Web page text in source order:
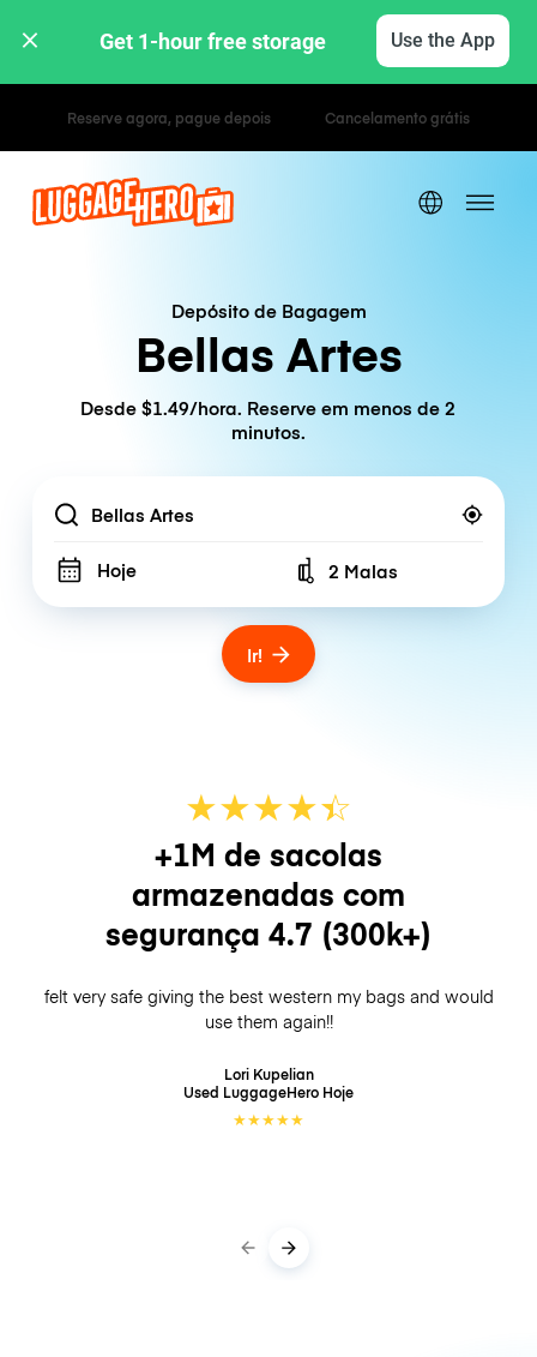
Get 1-hour free storage Use the App
Tarifas horárias / diárias
Depósito de Bagagem
Bellas Artes
Desde $1.49/hora. Reserve em menos de 2
minutos.
Location
Hoje Number of bags
2 Malas
Ir!
★★★★☆
★
+1M de sacolas
armazenadas com
segurança 4.7 (300k+)
felt very safe giving the best western my bags and would
use them again!!
Lori Kupelian
Used LuggageHero Hoje
★★★★★